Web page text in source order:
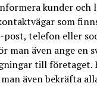
kunder och
som
post, telefon eller
man även ange en
till företaget.
även bekräfta